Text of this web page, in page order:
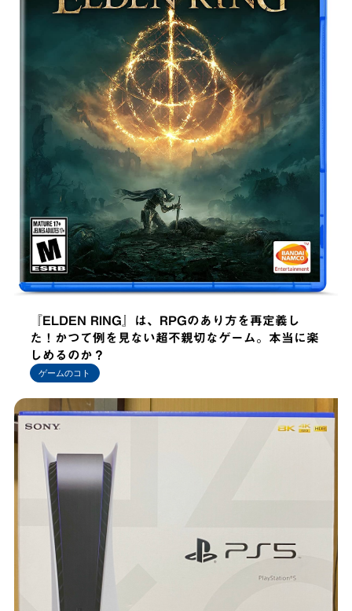
『ELDEN RING』は、RPGのあり方を再定義し
た！かつて例を見ない超不親切なゲーム。本当に楽
しめるのか？
ゲームのコト